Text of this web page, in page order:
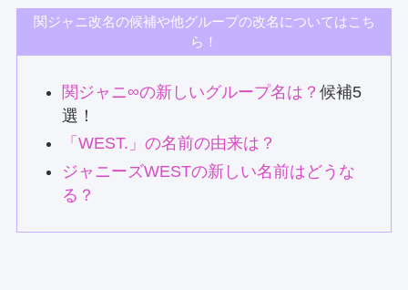
関ジャニ改名の候補や他グループの改名についてはこち
ら！
関ジャニ∞の新しいグループ名は？候補5
選！
「WEST.」の名前の由来は？
ジャニーズWESTの新しい名前はどうな
る？